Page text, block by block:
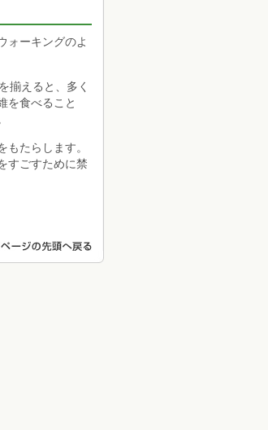
ォーキングのよ
揃えると、多く
を食べること
たらします。
すごすために禁